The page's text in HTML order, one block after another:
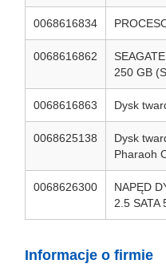
0068616834
0068616862
250 GB
0068616863 Dysk
0068625138
Dysk
Pharaoh
0068626300
NAPĘD
2.5 SATA
Informacje o firmie